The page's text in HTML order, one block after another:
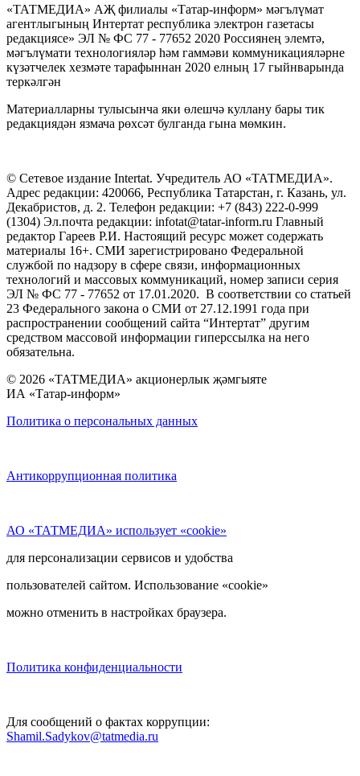
«ТАТМЕДИА» АҖ филиалы «Татар-информ» мәгълүмат
агентлыгының Интертат республика электрон газетасы
редакциясе» ЭЛ № ФС 77 - 77652 2020 Россиянең элемтә,
мәгълүмати технологияләр һәм гаммәви коммуникацияләрне
күзәтчелек хезмәте тарафыннан 2020 елның 17 гыйнварында
теркәлгән
Материалларны тулысынча яки өлешчә куллану бары тик
редакциядән язмача рөхсәт булганда гына мөмкин.
© Сетевое издание Intertat. Учредитель АО «ТАТМЕДИА».
Адрес редакции: 420066, Республика Татарстан, г. Казань, ул.
Декабристов, д. 2. Телефон редакции: +7 (843) 222-0-999
(1304) Эл.почта редакции: infotat@tatar-inform.ru Главный
редактор Гареев Р.И. Настоящий ресурс может содержать
материалы 16+. СМИ зарегистрировано Федеральной
службой по надзору в сфере связи, информационных
технологий и массовых коммуникаций, номер записи серия
ЭЛ № ФС 77 - 77652 от 17.01.2020. В соответствии со статьей
23 Федерального закона о СМИ от 27.12.1991 года при
распространении сообщений сайта “Интертат” другим
средством массовой информации гиперссылка на него
обязательна.
© 2026 «ТАТМЕДИА» акционерлык җәмгыяте
ИА «Татар-информ»
Политика о персональных данных
Антикоррупционная политика
АО «ТАТМЕДИА» использует «cookie»
для персонализации сервисов и удобства
пользователей сайтом. Использование «cookie»
можно отменить в настройках браузера.
Политика конфиденциальности
Для сообщений о фактах коррупции:
Shamil.Sadykov@tatmedia.ru